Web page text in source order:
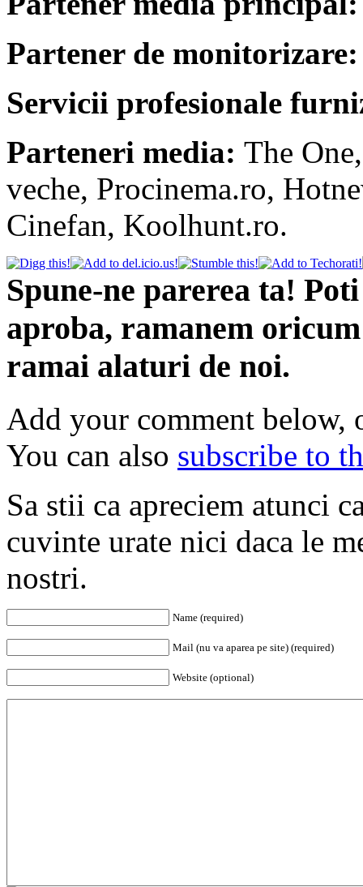
Partener de
Servicii profesionale
Parteneri media: The
veche, Procinema.ro,
Cinefan, Koolhunt.ro.
Spune-ne parerea ta!
aproba, ramanem
ramai alaturi de noi.
Add your comment below,
You can also subscribe to
Sa stii ca apreciem atunci
cuvinte urate nici daca le
nostri.
Name (required)
Mail (nu va aparea pe site) (required)
Website (optional)